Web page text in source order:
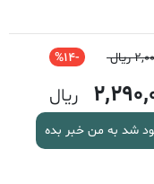
ریال -14%
ریال
شد به من خبر بده